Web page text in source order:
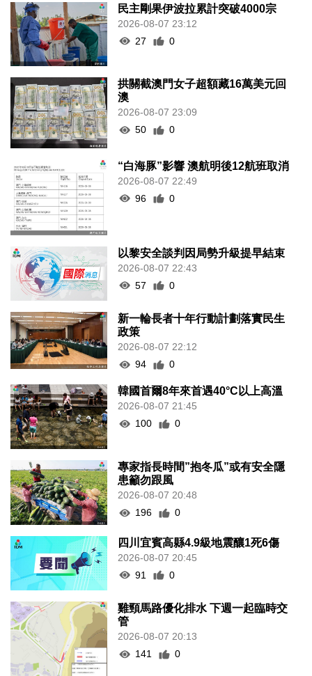
民主剛果伊波拉累計突破4000宗
2026-08-07 23:12
27
0
拱關截澳門女子超額藏16萬美元回
澳
2026-08-07 23:09
50
0
“白海豚”影響 澳航明後12航班取消
2026-08-07 22:49
96
0
以黎安全談判因局勢升級提早結束
2026-08-07 22:43
57
0
新一輪長者十年行動計劃落實民生
政策
2026-08-07 22:12
94
0
韓國首爾8年來首遇40°C以上高溫
2026-08-07 21:45
100
0
專家指長時間”抱冬瓜”或有安全隱
患籲勿跟風
2026-08-07 20:48
196
0
四川宜賓高縣4.9級地震釀1死6傷
2026-08-07 20:45
91
0
雞頸馬路優化排水 下週一起臨時交
管
2026-08-07 20:13
141
0